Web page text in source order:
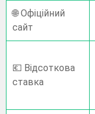
🌐 Офіційний
сайт
💶 Відсоткова
ставка